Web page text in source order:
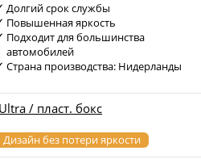
Долгий срок службы
Повышенная яркость
Подходит для большинства
автомобилей
Страна производства: Нидерланды
/ пласт. бокс
Дизайн без потери яркости